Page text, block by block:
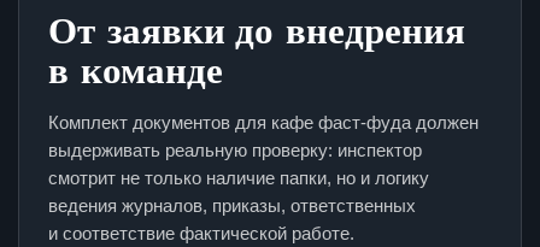
От заявки до внедрения
в команде
Комплект документов для кафе фаст-фуда должен
выдерживать реальную проверку: инспектор
смотрит не только наличие папки, но и логику
ведения журналов, приказы, ответственных
и соответствие фактической работе.